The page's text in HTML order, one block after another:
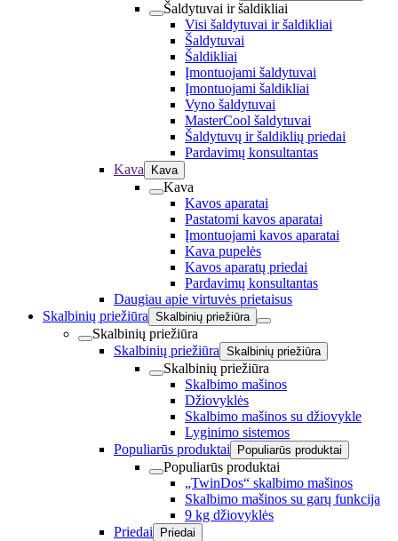
Šaldytuvai ir šaldikliai
Visi šaldytuvai ir šaldikliai
Šaldytuvai
Šaldikliai
Įmontuojami šaldytuvai
Įmontuojami šaldikliai
Vyno šaldytuvai
MasterCool šaldytuvai
Šaldytuvų ir šaldiklių priedai
Pardavimų konsultantas
Kava
Kava
Kava
Kavos aparatai
Pastatomi kavos aparatai
Įmontuojami kavos aparatai
Kava pupelės
Kavos aparatų priedai
Pardavimų konsultantas
Daugiau apie virtuvės prietaisus
Skalbinių priežiūra Skalbinių priežiūra
Skalbinių priežiūra
Skalbinių priežiūra Skalbinių priežiūra
Skalbinių priežiūra
Skalbimo mašinos
Džiovyklės
Skalbimo mašinos su džiovykle
Lyginimo sistemos
Populiarūs produktai
Populiarūs produktai
Populiarūs produktai
„TwinDos“ skalbimo mašinos
Skalbimo mašinos su garų funkcija
9 kg džiovyklės
Priedai
Priedai